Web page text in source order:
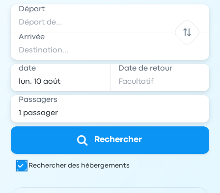
Départ
Arrivée
date Date de retour
Passagers
Rechercher
Rechercher des hébergements